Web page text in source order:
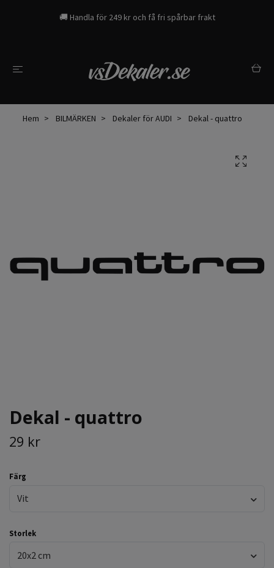
🚚 Handla för 249 kr och få fri spårbar frakt
Hem BILMÄRKEN Dekaler för AUDI Dekal - quattro
Dekal - quattro
29 kr
Färg
Vit
Storlek
20x2 cm